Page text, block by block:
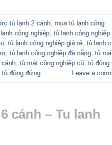
tủ lạnh 2 cánh mua tủ lạnh công
công nghiệp tủ lạnh công nghiệp
tủ lạnh công nghiệp giá rẻ tủ lạnh
tủ lạnh công nghiệp đà nẵng tủ
tủ mát công nghiệp cũ tủ đông
tủ đông đứng Leave a
cánh – Tu lanh